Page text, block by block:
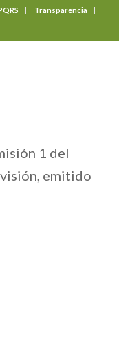
Transparencia
1 del
emitido